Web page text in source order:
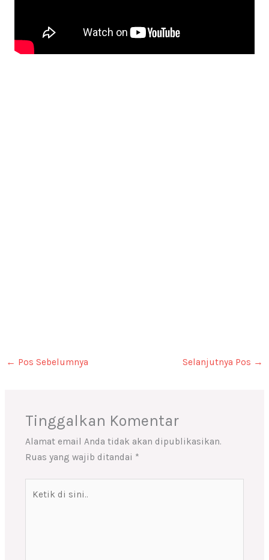
← Pos Sebelumnya Selanjutnya Pos →
Tinggalkan Komentar
Alamat email Anda tidak akan dipublikasikan.
Ruas yang wajib ditandai *